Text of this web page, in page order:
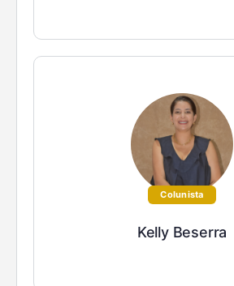
Colunista
Kelly Beserra